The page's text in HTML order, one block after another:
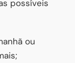
possíveis
ou